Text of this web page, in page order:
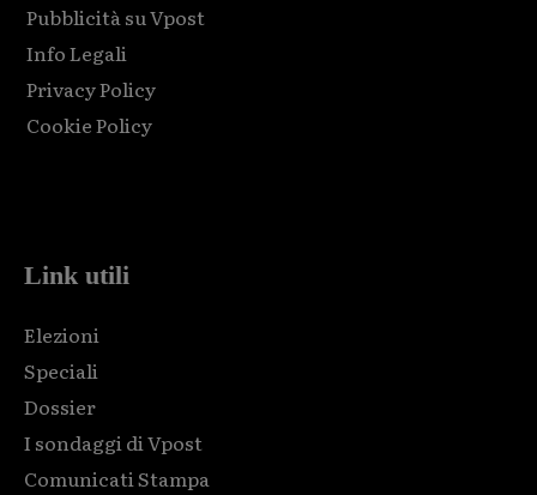
Pubblicità su Vpost
Info Legali
Privacy Policy
Cookie Policy
Link utili
Elezioni
Speciali
Dossier
I sondaggi di Vpost
Comunicati Stampa